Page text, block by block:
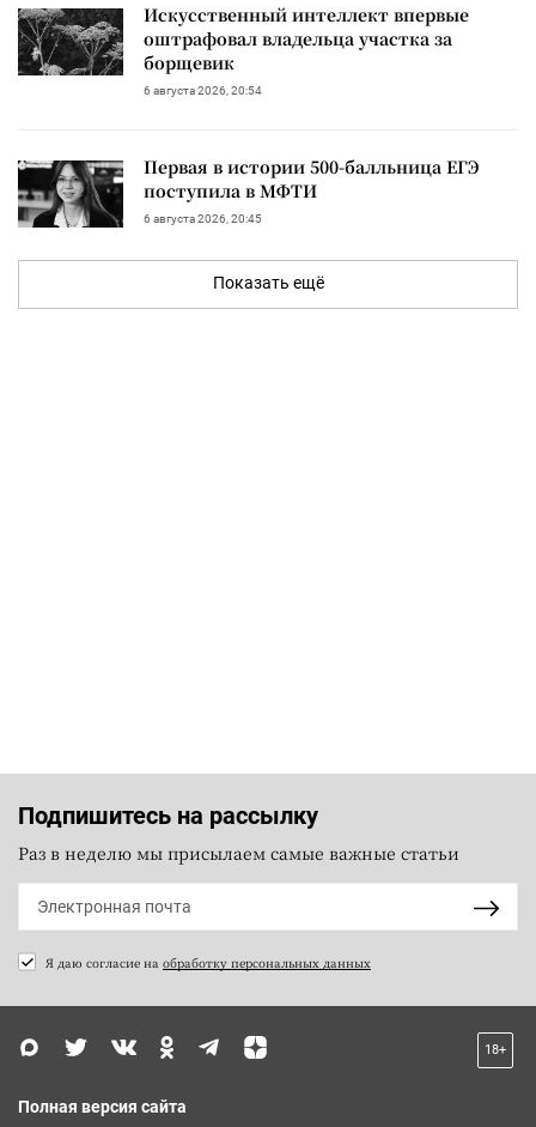
Искусственный интеллект впервые
оштрафовал владельца участка за
борщевик
6 августа 2026, 20:54
Первая в истории 500-балльница ЕГЭ
поступила в МФТИ
6 августа 2026, 20:45
Показать ещё
Подпишитесь на рассылку
Раз в неделю мы присылаем самые важные статьи
Я даю согласие на обработку персональных данных
18+
Полная версия сайта